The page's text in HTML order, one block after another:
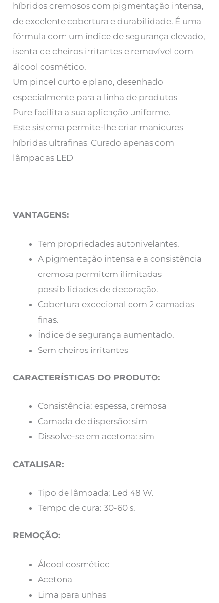
híbridos cremosos com pigmentação intensa,
de excelente cobertura e durabilidade. É uma
fórmula com um índice de segurança elevado,
isenta de cheiros irritantes e removível com
álcool cosmético.
Um pincel curto e plano, desenhado
especialmente para a linha de produtos
Pure facilita a sua aplicação uniforme.
Este sistema permite-lhe criar manicures
híbridas ultrafinas. Curado apenas com
lâmpadas LED
VANTAGENS:
Tem propriedades autonivelantes.
A pigmentação intensa e a consistência
cremosa permitem ilimitadas
possibilidades de decoração.
Cobertura excecional com 2 camadas
finas.
Índice de segurança aumentado.
Sem cheiros irritantes
CARACTERÍSTICAS DO PRODUTO:
Consistência: espessa, cremosa
Camada de dispersão: sim
Dissolve-se em acetona: sim
CATALISAR:
Tipo de lâmpada: Led 48 W.
Tempo de cura: 30-60 s.
REMOÇÃO:
Álcool cosmético
Acetona
Lima para unhas